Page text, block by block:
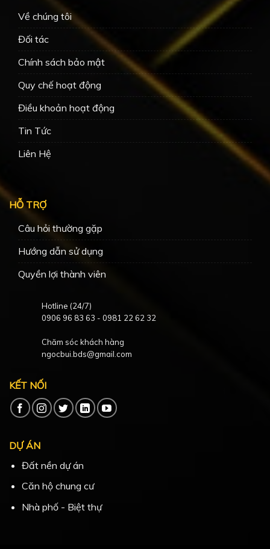
Về chúng tôi
Đối tác
Chính sách bảo mật
Quy chế hoạt động
Điều khoản hoạt động
Tin Tức
Liên Hệ
HỖ TRỢ
Câu hỏi thường gặp
Hướng dẫn sử dụng
Quyền lợi thành viên
Hotline (24/7)
0906 96 83 63 - 0981 22 62 32
Chăm sóc khách hàng
ngocbui.bds@gmail.com
KẾT NỐI
DỰ ÁN
Đất nền dự án
Căn hộ chung cư
Nhà phố - Biệt thự